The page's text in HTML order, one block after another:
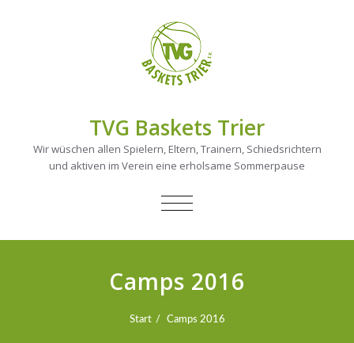
TVG Baskets Trier
Wir wüschen allen Spielern, Eltern, Trainern, Schiedsrichtern
und aktiven im Verein eine erholsame Sommerpause
NAVIGATION
Camps 2016
Start Camps 2016